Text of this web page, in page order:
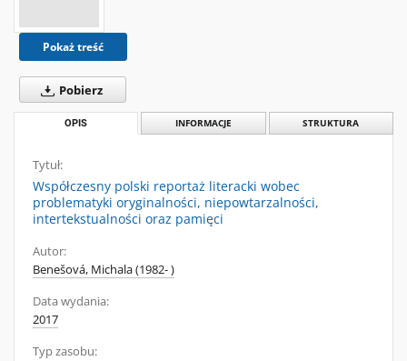
Pokaż treść
Pobierz
OPIS INFORMACJE STRUKTURA
Tytuł:
Współczesny polski reportaż literacki wobec
problematyki oryginalności, niepowtarzalności,
intertekstualności oraz pamięci
Autor:
Benešová, Michala (1982- )
Data wydania:
2017
Typ zasobu: